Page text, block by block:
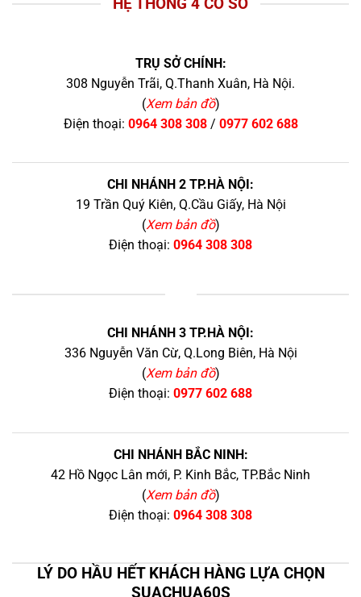
TRỤ SỞ CHÍNH:
308 Nguyễn Trãi, Q.Thanh Xuân, Hà Nội.
(Xem bản đồ)
Điện thoại: 0964 308 308/ 0977 602 688
CHI NHÁNH 2 TP.HÀ NỘI:
19 Trần Quý Kiên, Q.Cầu Giấy, Hà Nội
(Xem bản đồ)
Điện thoại: 0964 308 308
CHI NHÁNH 3 TP.HÀ NỘI:
336 Nguyễn Văn Cừ, Q.Long Biên, Hà Nội
(Xem bản đồ)
Điện thoại: 0977 602 688
CHI NHÁNH BẮC NINH:
42 Hồ Ngọc Lân mới, P. Kinh Bắc, TP.Bắc Ninh
(Xem bản đồ)
Điện thoại: 0964 308 308
LÝ DO HẦU HẾT KHÁCH HÀNG LỰA CHỌN
SUACHUA60S